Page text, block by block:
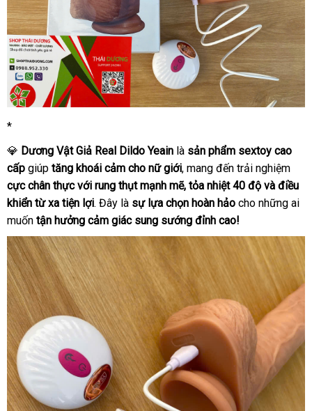
*
💎 Dương Vật Giả Real Dildo Yeain là sản phẩm sextoy cao
cấp giúp tăng khoái cảm cho nữ giới, mang đến trải nghiệm
cực chân thực với rung thụt mạnh mẽ, tỏa nhiệt 40 độ và điều
khiển từ xa tiện lợi. Đây là sự lựa chọn hoàn hảo cho những ai
muốn tận hưởng cảm giác sung sướng đỉnh cao!